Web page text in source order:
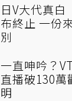
日V大代真白
布終止 一份
別
一直呻吟？
直播破130萬
明